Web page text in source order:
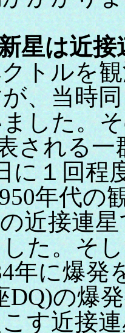
星は近
トルを観
、当時
した。
される
に１回程
年代の
近接連
た。そ
年に爆
DQ)の爆
す近接